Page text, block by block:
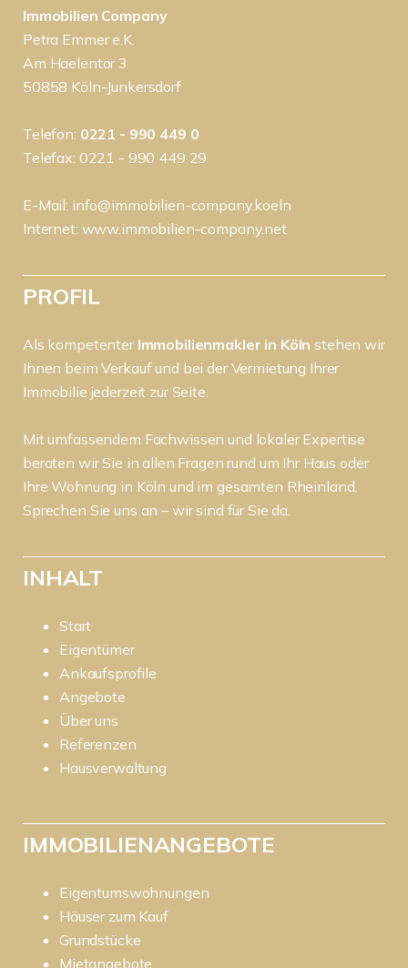
Immobilien Company
Petra Emmer e.K.
Am Haelentor 3
50858 Köln-Junkersdorf
Telefon: 0221 - 990 449 0
Telefax: 0221 - 990 449 29
E-Mail: info@immobilien-company.koeln
Internet: www.immobilien-company.net
PROFIL
Als kompetenter Immobilienmakler in Kölnstehen wir
Ihnen beim Verkauf und bei der Vermietung Ihrer
Immobilie jederzeit zur Seite.
Mit umfassendem Fachwissen und lokaler Expertise
beraten wir Sie in allen Fragen rund um Ihr Haus oder
Ihre Wohnung in Köln und im gesamten Rheinland.
Sprechen Sie uns an – wir sind für Sie da.
INHALT
Start
Eigentümer
Ankaufsprofile
Angebote
Über uns
Referenzen
Hausverwaltung
IMMOBILIENANGEBOTE
Eigentumswohnungen
Häuser zum Kauf
Grundstücke
Mietangebote